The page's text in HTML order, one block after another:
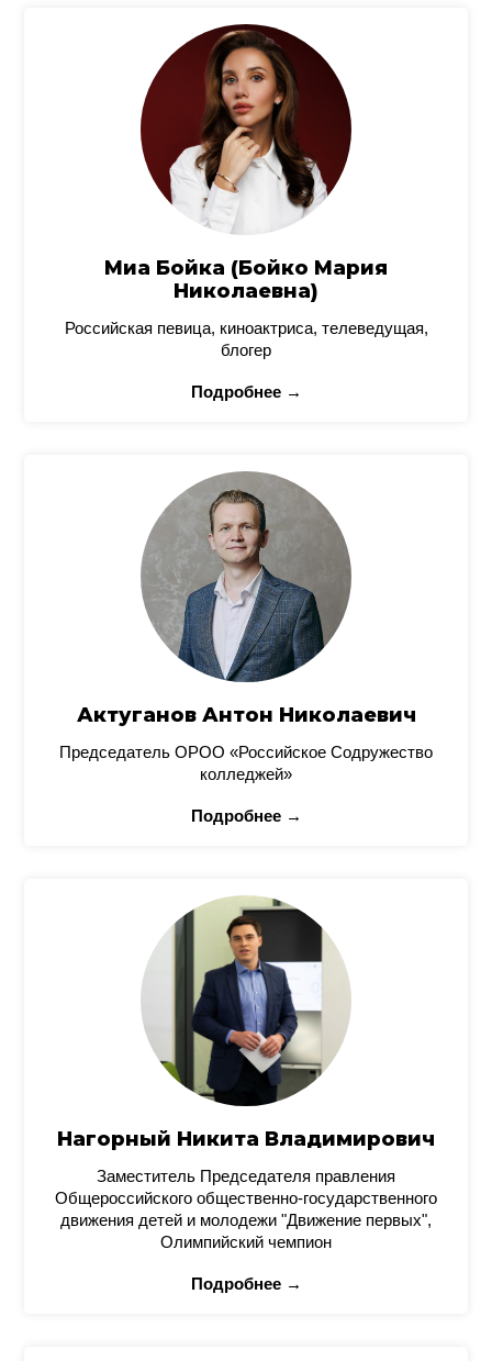
Миа Бойка (Бойко Мария
Николаевна)
Российская певица, киноактриса, телеведущая,
блогер
Подробнее →
Актуганов Антон Николаевич
Председатель ОРОО «Российское Содружество
колледжей»
Подробнее →
Нагорный Никита Владимирович
Заместитель Председателя правления
Общероссийского общественно-государственного
движения детей и молодежи "Движение первых",
Олимпийский чемпион
Подробнее →